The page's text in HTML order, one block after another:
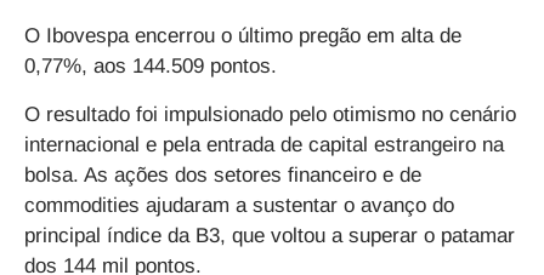
O Ibovespa encerrou o último pregão em alta de
0,77%, aos 144.509 pontos.
O resultado foi impulsionado pelo otimismo no cenário
internacional e pela entrada de capital estrangeiro na
bolsa. As ações dos setores financeiro e de
commodities ajudaram a sustentar o avanço do
principal índice da B3, que voltou a superar o patamar
dos 144 mil pontos.